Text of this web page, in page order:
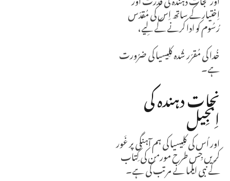
اِختیار کے ساتھ اِس کی مُقدّس
رُسُوم کو ادا کرنے کے لِیے،
خُدا کی مُقرّر شُدہ کلِیسیا کی ضرُورت
ہے۔
نجات دہندہ کی
اِنجِیل
اور اُس کی کلِیسیا کی ہم آہنگی پر غَور
کریں جِس طرح مورمن کی کِتاب
کے نبی ایلما نے مرتب کی ہے۔